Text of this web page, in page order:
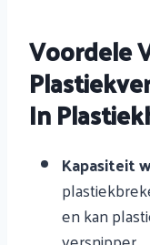
Voordele
In
Kapasiteit
en kan